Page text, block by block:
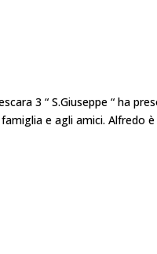
3 “ S.Giuseppe “ ha
e agli amici. Alfredo